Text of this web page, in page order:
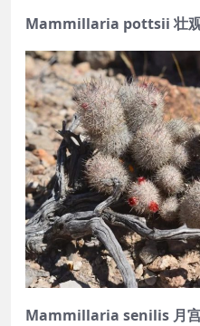
Mammillaria pottsii 壮
Mammillaria senilis 月宫